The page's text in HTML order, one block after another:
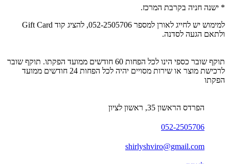
* ישנה חניה בקרבת המרכז.
למימוש יש לחייג לאורן למספר 052-2505706, להציג קוד Gift Card
ולתאם הגעה לסדנה.
תוקף שובר כספי הינו לכל הפחות 60 חודשים ממועד הפקתו. תוקף שובר
לרכישת מוצר או שירות מסויים יהיה לכל הפחות 24 חודשים ממועד
הפקתו
הפרדס הראשון 35, ראשון לציון
052-2505706
shirlyshviro@gmail.com